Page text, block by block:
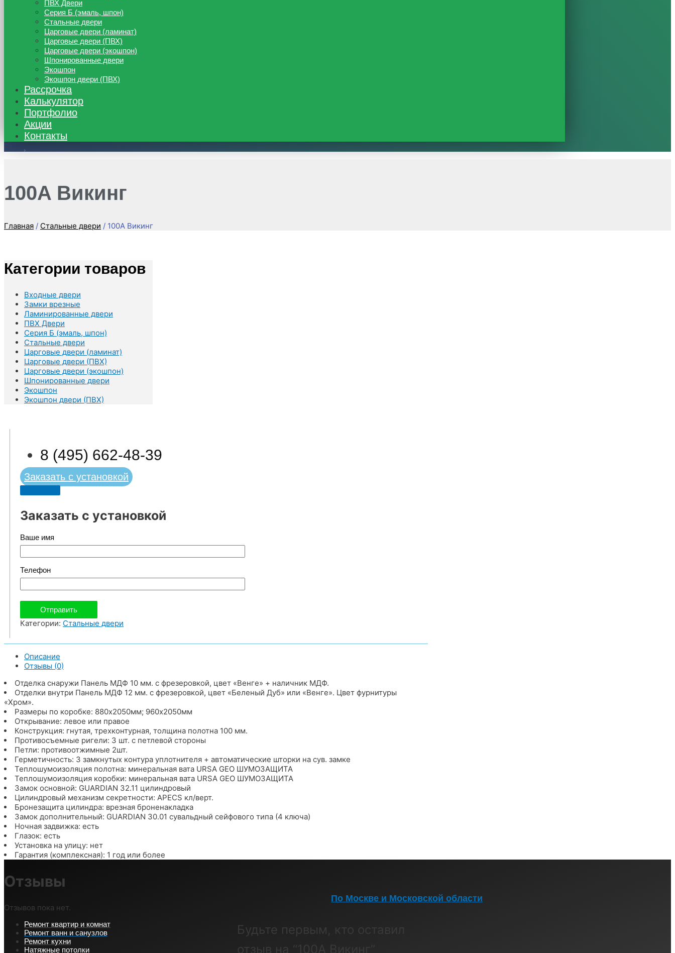
ПВХ Двери
Серия Б (эмаль, шпон)
Стальные двери
Царговые двери (ламинат)
Царговые двери (ПВХ)
Царговые двери (экошпон)
Шпонированные двери
Экошпон
Экошпон двери (ПВХ)
Рассрочка
Калькулятор
Портфолио
Акции
Контакты
100A Викинг
Главная / Стальные двери / 100A Викинг
Категории товаров
Входные двери
Замки врезные
Ламинированные двери
ПВХ Двери
Серия Б (эмаль, шпон)
Стальные двери
Царговые двери (ламинат)
Царговые двери (ПВХ)
Царговые двери (экошпон)
Шпонированные двери
Экошпон
Экошпон двери (ПВХ)
8 (495) 662-48-39
Заказать с установкой
Заказать с установкой
Ваше имя
Телефон
Категории: Стальные двери
Описание
Отзывы (0)
Отделка снаружи Панель МДФ 10 мм. с фрезеровкой, цвет «Венге» + наличник МДФ.
Отделки внутри Панель МДФ 12 мм. с фрезеровкой, цвет «Беленый Дуб» или «Венге». Цвет фурнитуры
«Хром».
Размеры по коробке: 880х2050мм; 960х2050мм
Открывание: левое или правое
Конструкция: гнутая, трехконтурная, толщина полотна 100 мм.
Противосъемные ригели: 3 шт. с петлевой стороны
Петли: противоотжимные 2шт.
Герметичность: 3 замкнутых контура уплотнителя + автоматические шторки на сув. замке
Теплошумоизоляция полотна: минеральная вата URSA GEO ШУМОЗАЩИТА
Теплошумоизоляция коробки: минеральная вата URSA GEO ШУМОЗАЩИТА
Замок основной: GUARDIAN 32.11 цилиндровый
Цилиндровый механизм секретности: APECS кл/верт.
Бронезащита цилиндра: врезная броненакладка
Замок дополнительный: GUARDIAN 30.01 сувальдный сейфового типа (4 ключа)
Ночная задвижка: есть
Глазок: есть
Установка на улицу: нет
Гарантия (комплексная): 1 год или более
Отзывы
Отзывов пока нет.
Будьте первым, кто оставил
отзыв на “100A Викинг”
По Москве и Московской области
Ремонт квартир и комнат
Ремонт ванн и санузлов
Ремонт кухни
Натяжные потолки